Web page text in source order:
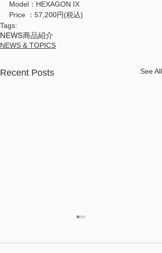
Model：HEXAGON IX
Price ：57,200円(税込)
Tags:
NEWS商品紹介
NEWS & TOPICS
Recent Posts See All